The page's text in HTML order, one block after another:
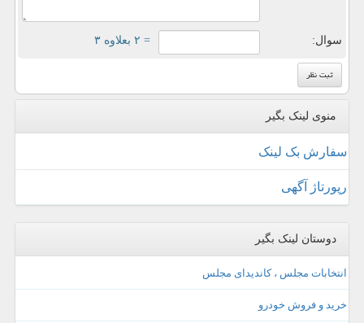
سوال: = ۲ بعلاوه ۳
منوی لینک بگیر
سفارش بک لینک
رپورتاژ آگهی
دوستان لینک بگیر
انتخابات مجلس ، کاندیدای مجلس
خرید و فروش خودرو